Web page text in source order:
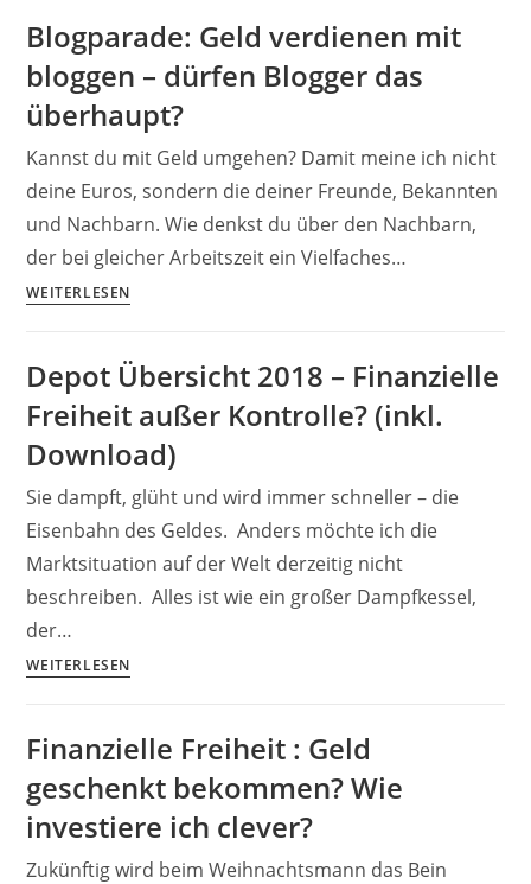
Bloggen
und
–
Meine
Einnahmen
2017
Blogparade: Geld verdienen mit
bloggen – dürfen Blogger das
überhaupt?
Kannst du mit Geld umgehen? Damit meine ich nicht
deine Euros, sondern die deiner Freunde, Bekannten
und Nachbarn. Wie denkst du über den Nachbarn,
der bei gleicher Arbeitszeit ein Vielfaches…
WEITERLESEN
mit
bloggen
dürfen
Blogger
das
überhaupt?
Depot Übersicht 2018 – Finanzielle
Freiheit außer Kontrolle? (inkl.
Download)
Sie dampft, glüht und wird immer schneller – die
Eisenbahn des Geldes. Anders möchte ich die
Marktsituation auf der Welt derzeitig nicht
beschreiben. Alles ist wie ein großer Dampfkessel,
der…
WEITERLESEN
–
Finanzielle
außer
Kontrolle?
Finanzielle Freiheit : Geld
geschenkt bekommen? Wie
investiere ich clever?
Zukünftig wird beim Weihnachtsmann das Bein